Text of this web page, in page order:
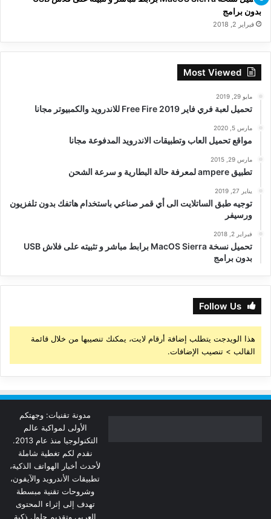
بدون برامج
فبراير 2, 2018
Most Viewed
مايو 29, 2019
تحميل لعبة فري فاير Free Fire 2019 للاندرويد والكمبيوتر مجانا
مارس 5, 2020
مواقع تحميل العاب وتطبيقات الاندرويد المدفوعة مجانا
مارس 29, 2015
تطبيق ampere لمعرفة حالة البطارية و سرعة الشحن
يناير 27, 2019
توجيه طبق الساتلايت الى أي قمر صناعي باستخدام هاتفك بدون تلفزيون
ورسيفر
فبراير 2, 2018
تحميل نسخة MacOS Sierra برابط مباشر و تثبيته على فلاش USB
بدون برامج
Follow Us
هذا الويدجت يتطلب إضافة أرقام لايت، يمكنك تنصيبها من خلال قائمة
القالب > تنصيب الإضافات.
مدونة تقنيات: وجهتكم
الأولى لمواكبة عالم
التكنولوجيا منذ عام 2013.
نقدم لكم تغطية شاملة
لأحدث أخبار الهواتف الذكية،
تطبيقات الأندرويد والآيفون،
وشروحات تقنية مبسطة
تهدف إلى إثراء المحتوى
العربي وتقديم حلول ذكية